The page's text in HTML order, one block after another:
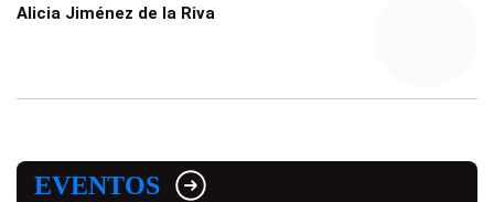
Alicia Jiménez de la Riva
EVENTOS